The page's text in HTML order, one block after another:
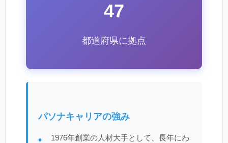
47
都道府県に拠点
パソナキャリアの強み
1976年創業の人材大手として、長年にわ